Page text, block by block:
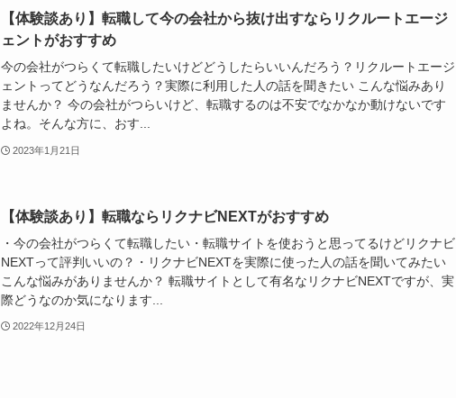
【体験談あり】転職して今の会社から抜け出すならリクルートエージ
ェントがおすすめ
今の会社がつらくて転職したいけどどうしたらいいんだろう？リクルートエージ
ェントってどうなんだろう？実際に利用した人の話を聞きたい こんな悩みあり
ませんか？ 今の会社がつらいけど、転職するのは不安でなかなか動けないです
よね。そんな方に、おす...
2023年1月21日
【体験談あり】転職ならリクナビNEXTがおすすめ
・今の会社がつらくて転職したい・転職サイトを使おうと思ってるけどリクナビ
NEXTって評判いいの？・リクナビNEXTを実際に使った人の話を聞いてみたい
こんな悩みがありませんか？ 転職サイトとして有名なリクナビNEXTですが、実
際どうなのか気になります...
2022年12月24日